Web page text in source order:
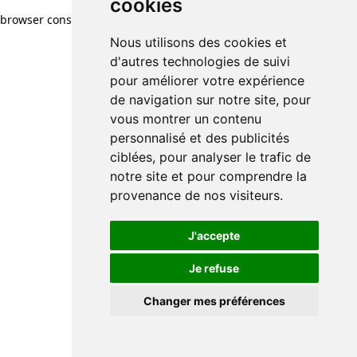
cookies
Nous utilisons des cookies et
d'autres technologies de suivi
pour améliorer votre expérience
de navigation sur notre site, pour
vous montrer un contenu
personnalisé et des publicités
ciblées, pour analyser le trafic de
notre site et pour comprendre la
provenance de nos visiteurs.
J'accepte
Je refuse
Changer mes préférences
cookies
Nous utilisons des cookies et
d'autres technologies de suivi
pour améliorer votre expérience
de navigation sur notre site, pour
vous montrer un contenu
personnalisé et des publicités
ciblées, pour analyser le trafic de
notre site et pour comprendre la
provenance de nos visiteurs.
J'accepte
Je refuse
Changer mes préférences
browser console for more information)